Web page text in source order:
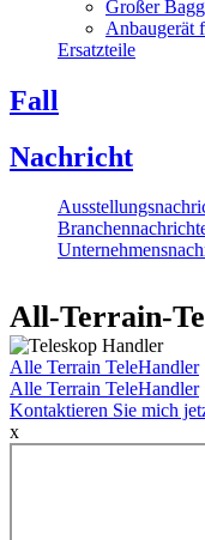
Großer
Anbaugerät
Ersatzteile
Fall
Nachricht
All-Terrain-
Alle Terrain TeleHandler
Alle Terrain TeleHandler
Kontaktieren Sie mich
x